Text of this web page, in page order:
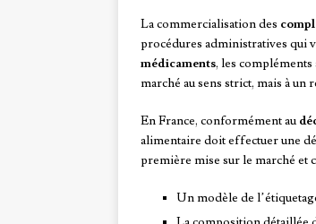
La commercialisation des
procédures administratives qui
médicaments, les compléments
marché au sens strict, mais à
En France, conformément au
alimentaire doit effectuer une
première mise sur le marché et
Un modèle de